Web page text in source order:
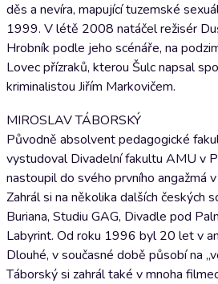
děs a nevíra, mapující tuzemské
1999. V létě 2008 natáčel režisér
Hrobník podle jeho scénáře, na
Lovec přízraků, kterou Šulc napsal
kriminalistou Jiřím Markovičem.
MIROSLAV TÁBORSKÝ
Původně absolvent pedagogické
vystudoval Divadelní fakultu AMU v
nastoupil do svého prvního angažmá
Zahrál si na několika dalších českých
Buriana, Studiu GAG, Divadle pod
Labyrint. Od roku 1996 byl 20 let v
Dlouhé, v současné době působí na
Táborský si zahrál také v mnoha